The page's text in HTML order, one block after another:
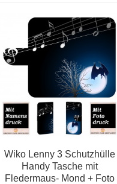
Wiko Lenny 3 Schutzhülle
Handy Tasche mit
Fledermaus- Mond + Foto